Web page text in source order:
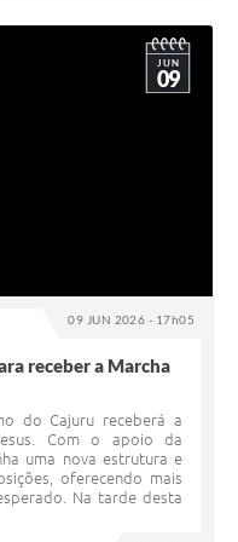
09 JUN 2026 - 17h05
JUN
09
receber a Marcha
do Cajuru receberá a
Com o apoio da
uma nova estrutura e
oferecendo mais
Na tarde desta